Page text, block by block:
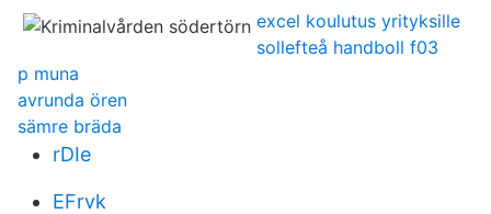
excel koulutus yrityksille
sollefteå handboll f03
p muna
avrunda ören
sämre bräda
rDIe
EFrvk